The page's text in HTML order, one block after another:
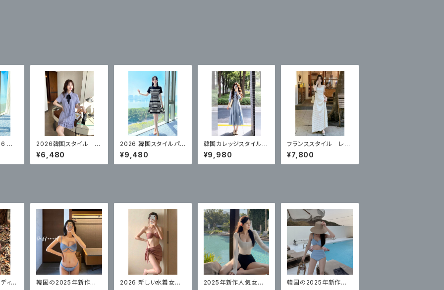
新
2026韓国スタイル 夏
のブルーカレッジスタイ
ルドレス
¥6,480
2026 韓国スタイルパッ
チワークストライプワン
ピース
¥9,480
韓国カレッジスタイルブ
ルーワンピース
¥9,980
フランススタイル レー
スサスペンダードレス
¥7,800
ィー
韓国の2025年新作水
2026 新しい水着女性
2025年新作人気女性
韓国の2025年新作水